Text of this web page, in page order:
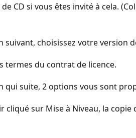
de CD si vous êtes invité à cela.
suivant, choisissez votre version
termes du contrat de licence.
qui suite, 2 options vous sont
cliqué sur Mise à Niveau, la